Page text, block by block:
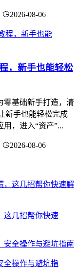
2026-08-06
，新手也能轻松
零基础新手打造，清
新手也能轻松完成
用，进入“资产”...
2026-08-06
这几招帮你快速
全操作与避坑指